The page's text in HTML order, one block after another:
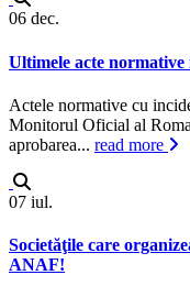
06 dec.
Ultimele acte normative
Actele normative cu
Monitorul Oficial al
aprobarea... read more
07 iul.
Societăţile care
ANAF!